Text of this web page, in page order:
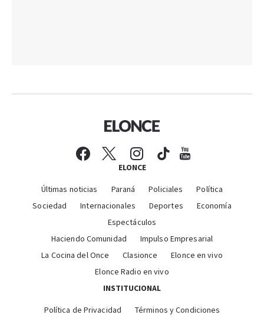
ELONCE
Últimas noticias Paraná Policiales
Política
Sociedad
Internacionales Deportes
Economía
Espectáculos
Haciendo Comunidad
Impulso Empresarial
La Cocina del Once
Clasionce
Elonce en vivo
Elonce Radio en vivo
INSTITUCIONAL
Política de Privacidad Términos y Condiciones